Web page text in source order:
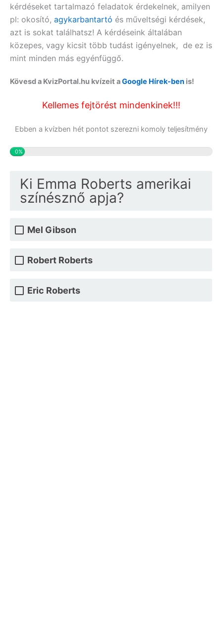
kérdéseket tartalmazó feladatok érdekelnek, amilyen
pl: okosító, agykarbantartó és műveltségi kérdések,
azt is sokat találhatsz! A kérdéseink általában
közepes, vagy kicsit több tudást igényelnek, de ez is
mint minden más egyénfüggő.
Kövesd a KvizPortal.hu kvízeit aGoogle Hírek-ben is!
Kellemes fejtörést mindenkinek!!!
Ebben a kvízben hét pontot szerezni komoly teljesítmény
0%
Ki Emma Roberts amerikai
színésznő apja?
Mel Gibson
Robert Roberts
Eric Roberts